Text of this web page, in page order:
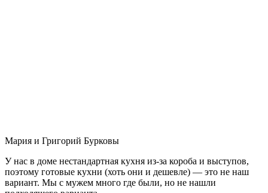
Мария и Григорий Бурковы
У нас в доме нестандартная кухня из-за короба и выступов,
поэтому готовые кухни (хоть они и дешевле) — это не наш
вариант. Мы с мужем много где были, но не нашли